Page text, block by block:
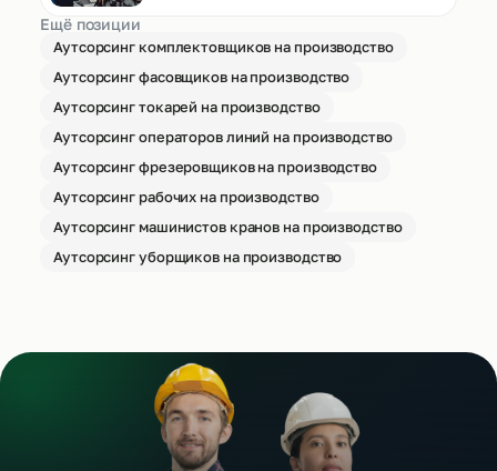
Ещё позиции
Аутсорсинг комплектовщиков на производство
Аутсорсинг фасовщиков на производство
Аутсорсинг токарей на производство
Аутсорсинг операторов линий на производство
Аутсорсинг фрезеровщиков на производство
Аутсорсинг рабочих на производство
Аутсорсинг машинистов кранов на производство
Аутсорсинг уборщиков на производство